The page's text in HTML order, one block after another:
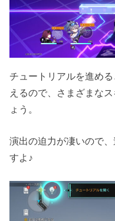
チュートリアルを進め
えるので、さまざまな
ょう。
演出の迫力が凄いので
すよ♪